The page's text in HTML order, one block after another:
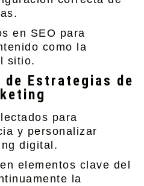
en SEO para
como la
sitio.
de Estrategias de
para
y personalizar
digital.
elementos clave del
la